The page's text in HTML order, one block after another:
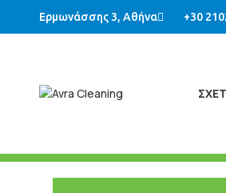
Ερμωνάσσης 3, Αθήνα +30